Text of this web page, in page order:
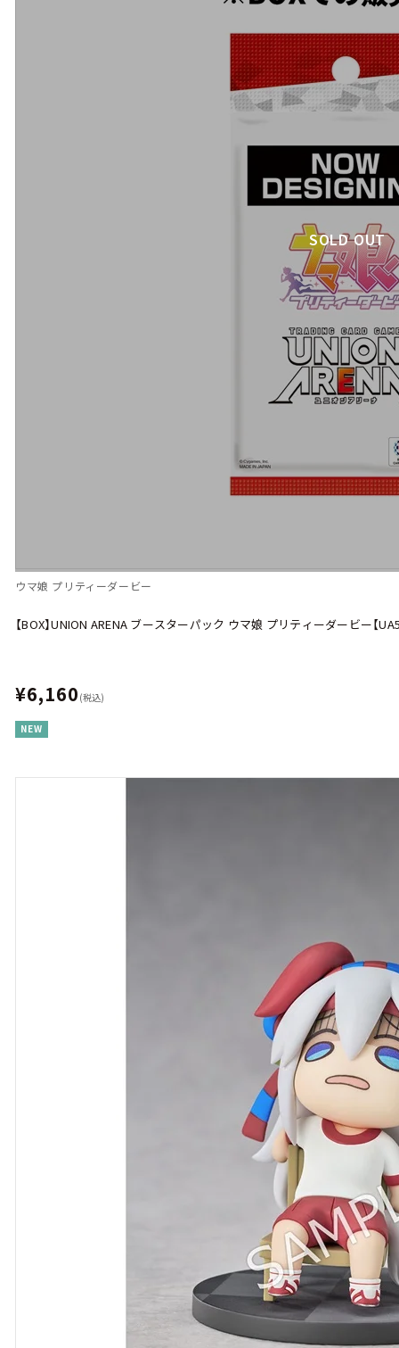
SOLD OUT
ウマ娘 プリティーダービー
【BOX】UNION ARENA ブースターパック ウマ娘 プリティーダービー【
¥6,160 (税込)
NEW